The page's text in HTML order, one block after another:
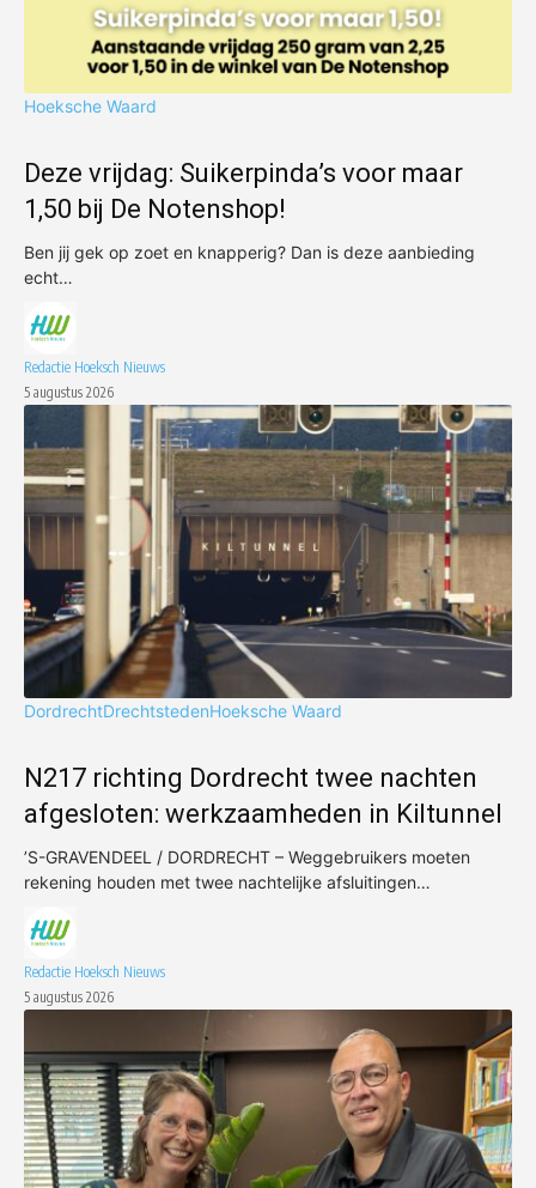
Hoeksche Waard
Deze vrijdag: Suikerpinda’s voor maar
1,50 bij De Notenshop!
Ben jij gek op zoet en knapperig? Dan is deze aanbieding
echt…
Redactie Hoeksch Nieuws
5 augustus 2026
DordrechtDrechtstedenHoeksche Waard
N217 richting Dordrecht twee nachten
afgesloten: werkzaamheden in Kiltunnel
’S-GRAVENDEEL / DORDRECHT – Weggebruikers moeten
rekening houden met twee nachtelijke afsluitingen…
Redactie Hoeksch Nieuws
5 augustus 2026